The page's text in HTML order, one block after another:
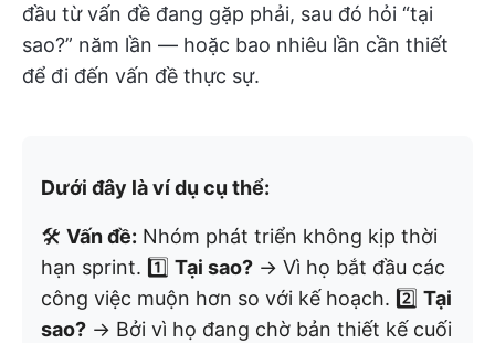
đầu từ vấn đề đang gặp phải, sau đó hỏi “tại
sao?” năm lần — hoặc bao nhiêu lần cần thiết
để đi đến vấn đề thực sự.
Dưới đây là ví dụ cụ thể:
🛠️ Vấn đề: Nhóm phát triển không kịp thời
hạn sprint. 1️⃣ Tại sao? → Vì họ bắt đầu các
công việc muộn hơn so với kế hoạch. 2️⃣ Tại
sao? → Bởi vì họ đang chờ bản thiết kế cuối